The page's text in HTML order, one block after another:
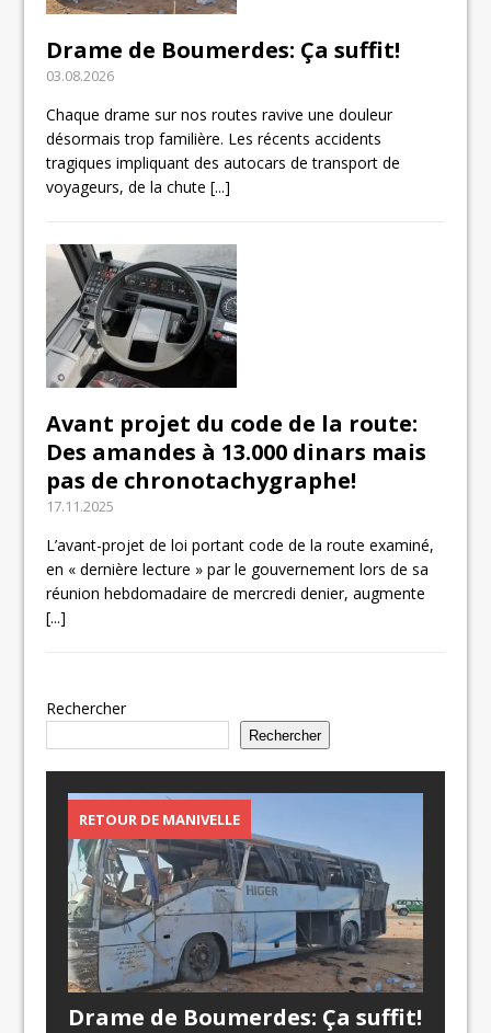
Drame de Boumerdes: Ça suffit!
03.08.2026
Chaque drame sur nos routes ravive une douleur
désormais trop familière. Les récents accidents
tragiques impliquant des autocars de transport de
voyageurs, de la chute[...]
Avant projet du code de la route:
Des amandes à 13.000 dinars mais
pas de chronotachygraphe!
17.11.2025
L’avant-projet de loi portant code de la route examiné,
en « dernière lecture » par le gouvernement lors de sa
réunion hebdomadaire de mercredi denier, augmente
[...]
Rechercher
Rechercher
RETOUR DE MANIVELLE
Drame de Boumerdes: Ça suffit!